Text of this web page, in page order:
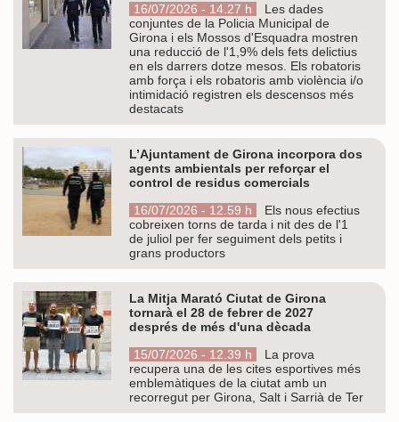
16/07/2026 - 14.27 h
Les dades
conjuntes de la Policia Municipal de
Girona i els Mossos d'Esquadra mostren
una reducció de l'1,9% dels fets delictius
en els darrers dotze mesos. Els robatoris
amb força i els robatoris amb violència i/o
intimidació registren els descensos més
destacats
L’Ajuntament de Girona incorpora dos
agents ambientals per reforçar el
control de residus comercials
16/07/2026 - 12.59 h
Els nous efectius
cobreixen torns de tarda i nit des de l'1
de juliol per fer seguiment dels petits i
grans productors
La Mitja Marató Ciutat de Girona
tornarà el 28 de febrer de 2027
després de més d'una dècada
15/07/2026 - 12.39 h
La prova
recupera una de les cites esportives més
emblemàtiques de la ciutat amb un
recorregut per Girona, Salt i Sarrià de Ter